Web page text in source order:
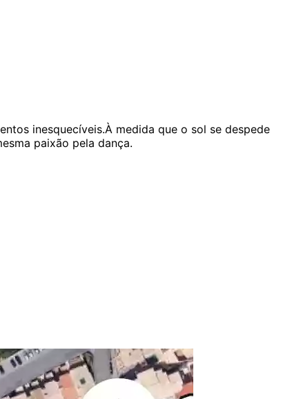
inesquecíveis.À medida que o sol se despede
paixão pela dança.